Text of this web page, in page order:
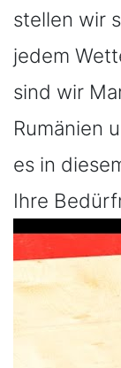
stellen wir
jedem
sind wir
Rumänien
es in
Ihre